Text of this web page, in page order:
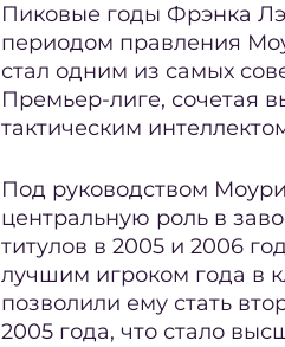
Пиковые годы Фрэнка
периодом правления
стал одним из самых
Премьер-лиге, сочетая
тактическим
Под руководством
центральную роль в
титулов в 2005 и 2006
лучшим игроком года в
позволили ему стать
2005 года, что стало